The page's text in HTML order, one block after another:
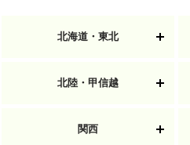
北海道・東北
北陸・甲信越
関西